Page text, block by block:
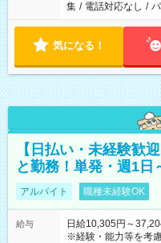
集 / 電話対応なし /
気になる！
【日払い・未経験歓
と勤務！単発・週1日
アルバイト 職種未経験OK
給与
日給10,305円～
※経験・能力等を考慮の